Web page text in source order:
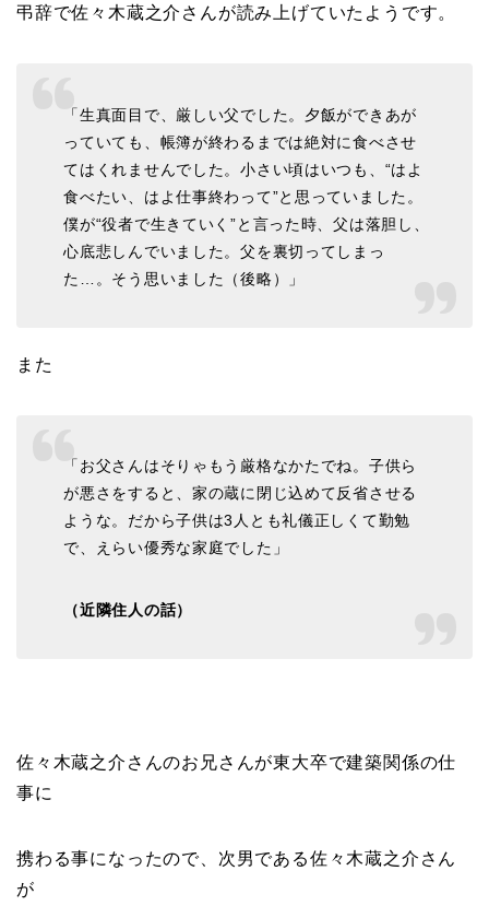
弔辞で佐々木蔵之介さんが読み上げていたようです。
「生真面目で、厳しい父でした。夕飯ができあが
っていても、帳簿が終わるまでは絶対に食べさせ
てはくれませんでした。小さい頃はいつも、“はよ
食べたい、はよ仕事終わって”と思っていました。
僕が“役者で生きていく”と言った時、父は落胆し、
心底悲しんでいました。父を裏切ってしまっ
た…。そう思いました（後略）」
また
「お父さんはそりゃもう厳格なかたでね。子供ら
が悪さをすると、家の蔵に閉じ込めて反省させる
ような。だから子供は3人とも礼儀正しくて勤勉
で、えらい優秀な家庭でした」
（近隣住人の話）
佐々木蔵之介さんのお兄さんが東大卒で建築関係の仕
事に
携わる事になったので、次男である佐々木蔵之介さん
が